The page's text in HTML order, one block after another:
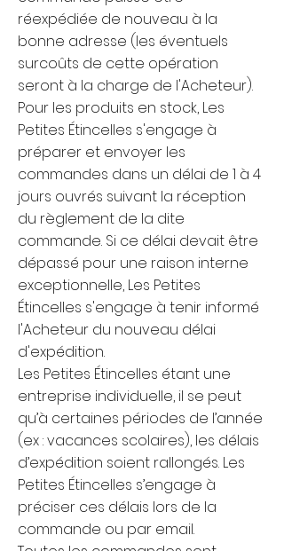
réexpédiée de nouveau à la
bonne adresse (les éventuels
surcoûts de cette opération
seront à la charge de l'Acheteur).
Pour les produits en stock, Les
Petites Étincelles s'engage à
préparer et envoyer les
commandes dans un délai de 1 à 4
jours ouvrés suivant la réception
du règlement de la dite
commande. Si ce délai devait être
dépassé pour une raison interne
exceptionnelle, Les Petites
Étincelles s'engage à tenir informé
l'Acheteur du nouveau délai
d'expédition.
Les Petites Étincelles étant une
entreprise individuelle, il se peut
qu’à certaines périodes de l’année
(ex : vacances scolaires), les délais
d’expédition soient rallongés. Les
Petites Étincelles s’engage à
préciser ces délais lors de la
commande ou par email.